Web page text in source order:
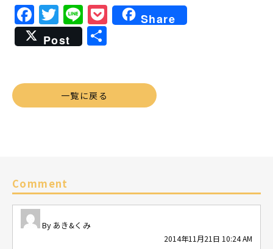
Facebook
Twitter
LinePocket
Share
Post
共
一覧に戻る
Comment
あき&くみ
2014年11月21日 10:24 AM